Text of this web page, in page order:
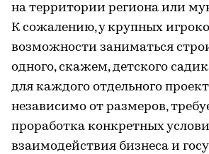
на территории региона или
К сожалению, у крупных
возможности заниматься
одного, скажем, детского
для каждого отдельного
независимо от размеров,
проработка конкретных
взаимодействия бизнеса и